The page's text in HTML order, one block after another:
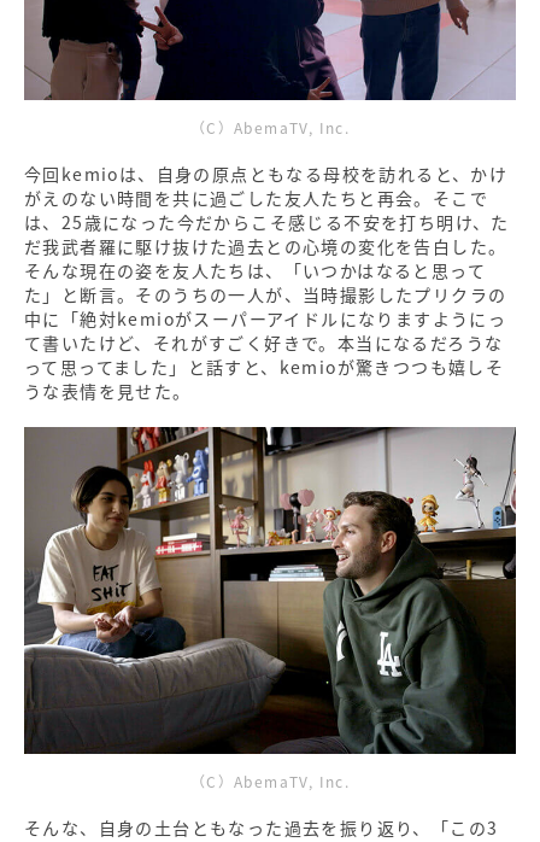
（C）AbemaTV, Inc.
今回kemioは、自身の原点ともなる母校を訪れると、かけ
がえのない時間を共に過ごした友人たちと再会。そこで
は、25歳になった今だからこそ感じる不安を打ち明け、た
だ我武者羅に駆け抜けた過去との心境の変化を告白した。
そんな現在の姿を友人たちは、「いつかはなると思って
た」と断言。そのうちの一人が、当時撮影したプリクラの
中に「絶対kemioがスーパーアイドルになりますようにっ
て書いたけど、それがすごく好きで。本当になるだろうな
って思ってました」と話すと、kemioが驚きつつも嬉しそ
うな表情を見せた。
（C）AbemaTV, Inc.
そんな、自身の土台ともなった過去を振り返り、「この3